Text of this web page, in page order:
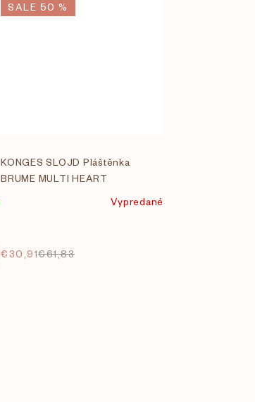
SALE 50 %
KONGES SLOJD Pláštěnka
BRUME MULTI HEART
Vypredané
€30,91€61,83